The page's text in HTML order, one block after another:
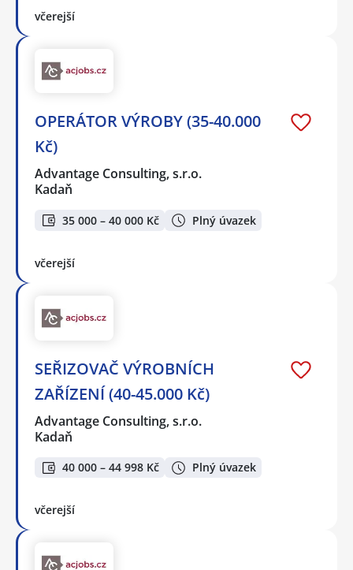
včerejší
OPERÁTOR VÝROBY (35-40.000
Kč)
Advantage Consulting, s.r.o.
Kadaň
35 000 – 40 000 Kč Plný úvazek
včerejší
SEŘIZOVAČ VÝROBNÍCH
ZAŘÍZENÍ (40-45.000 Kč)
Advantage Consulting, s.r.o.
Kadaň
40 000 – 44 998 Kč Plný úvazek
včerejší